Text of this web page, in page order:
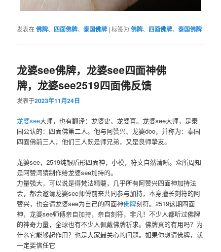
发表在佛牌、 四面佛牌、泰国佛牌 |标签为 佛牌、 四面佛牌、泰国佛牌
龙婆see佛牌，龙婆see四面神佛
牌，龙婆see2519四面佛反馈
发表于2023年11月24日
龙婆see大师，也有翻译：龙婆史、龙婆喜。龙婆see大师，是泰
国公认的：四面佛第二人。他与阿赞兴、龙婆doo，并称为：泰国
四面佛前三人，他们三人既是师兄弟，又是良师挚友。
龙婆see，2519纯银盾形四面神，小模，符文自然清晰。众所周知
是阿赞湾猜制作给龙婆see加持的。
力量强大，可以说是得梵法精髓，几乎所有阿赞兴四面神加持法
会，都会邀请龙婆see师傅前来共同参与加持，本身擅长刻符的阿
赞兴，也会请龙婆see为自己的四面神佛牌刻符。2519这期四面
神，龙婆see师傅亲自加持，亲自刻符，非凡！不少人都听过佛牌
的神奇力量，全球也有不少人佩戴佛牌祈求。佛牌真的有用吗？为
什么它能够起作用？也是大家最关心的问题。如果你想请佛牌，就
一定要信任它